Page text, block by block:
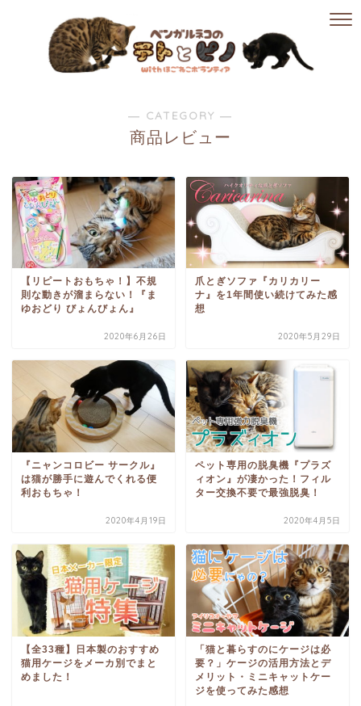
― CATEGORY ―
商品レビュー
【リピートおもちゃ！】不規
則な動きが溜まらない！『ま
ゆおどり びょんびょん』
2020年6月26日
爪とぎソファ『カリカリー
ナ』を1年間使い続けてみた感
想
2020年5月29日
『ニャンコロビー サークル』
は猫が勝手に遊んでくれる便
利おもちゃ！
2020年4月19日
ペット専用の脱臭機『プラズ
ィオン』が凄かった！フィル
ター交換不要で最強脱臭！
2020年4月5日
【全33種】日本製のおすすめ
猫用ケージをメーカ別でまと
めました！
「猫と暮らすのにケージは必
要？」ケージの活用方法とデ
メリット・ミニキャットケー
ジを使ってみた感想